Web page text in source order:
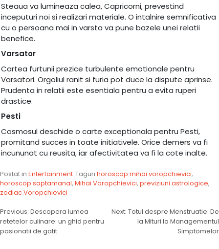
Steaua va lumineaza calea, Capricorni, prevestind
inceputuri noi si realizari materiale. O intalnire semnificativa
cu o persoana mai in varsta va pune bazele unei relatii
benefice.
Varsator
Cartea furtunii prezice turbulente emotionale pentru
Varsatori. Orgoliul ranit si furia pot duce la dispute aprinse.
Prudenta in relatii este esentiala pentru a evita ruperi
drastice.
Pesti
Cosmosul deschide o carte exceptionala pentru Pesti,
promitand succes in toate initiativele. Orice demers va fi
incununat cu reusita, iar afectivitatea va fi la cote inalte.
Postat in Entertainment Taguri horoscop mihai voropchievici,
horoscop saptamanal, Mihai Voropchievici, previziuni astrologice,
zodiac Voropchievici
Navigare
în
articole
Previous: Descopera lumea
retetelor culinare: un ghid pentru
pasionatii de gatit
Next: Totul despre Menstruatie: De
la Mituri la Managementul
Simptomelor